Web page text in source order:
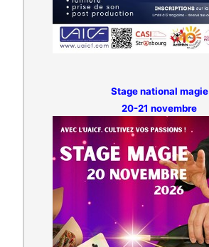
Stage national magie
20-21 novembre